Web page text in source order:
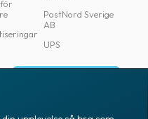
PostNord Sverige
AB
UPS